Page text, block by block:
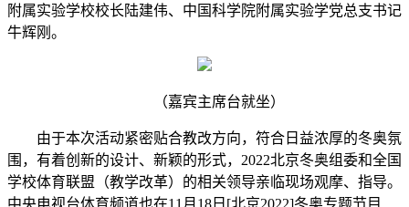
附属实验学校校长陆建伟、中国科学院附属实验学党总支书记
牛辉刚。
（嘉宾主席台就坐）
由于本次活动紧密贴合教改方向，符合日益浓厚的冬奥氛
围，有着创新的设计、新颖的形式，2022北京冬奥组委和全国
学校体育联盟（教学改革）的相关领导亲临现场观摩、指导。